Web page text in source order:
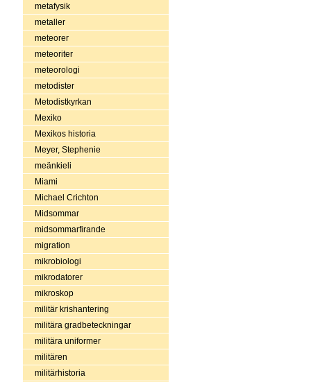
metafysik
metaller
meteorer
meteoriter
meteorologi
metodister
Metodistkyrkan
Mexiko
Mexikos historia
Meyer, Stephenie
meänkieli
Miami
Michael Crichton
Midsommar
midsommarfirande
migration
mikrobiologi
mikrodatorer
mikroskop
militär krishantering
militära gradbeteckningar
militära uniformer
militären
militärhistoria